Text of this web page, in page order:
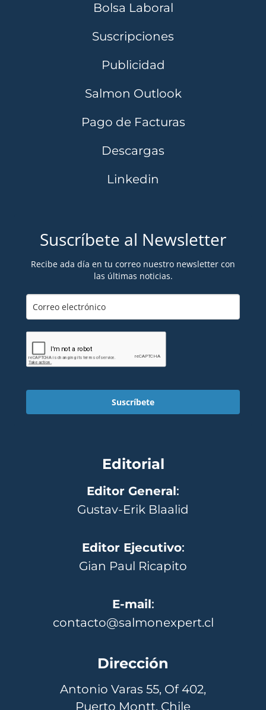
Bolsa Laboral
Suscripciones
Publicidad
Salmon Outlook
Pago de Facturas
Descargas
Linkedin
Suscríbete al Newsletter
Recibe ada día en tu correo nuestro newsletter con
las últimas noticias.
Suscríbete
Editorial
Editor General:
Gustav-Erik Blaalid
Editor Ejecutivo:
Gian Paul Ricapito
E-mail:
contacto@salmonexpert.cl
Dirección
Antonio Varas 55, Of 402,
Puerto Montt, Chile